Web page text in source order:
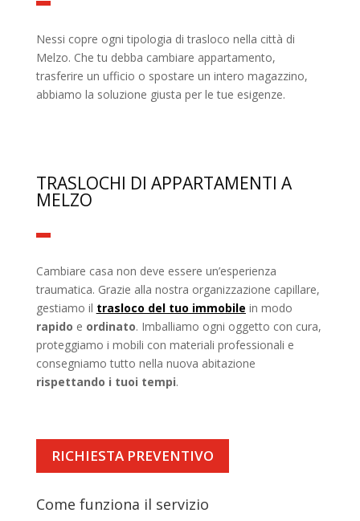
Nessi copre ogni tipologia di trasloco nella città di
Melzo. Che tu debba cambiare appartamento,
trasferire un ufficio o spostare un intero magazzino,
abbiamo la soluzione giusta per le tue esigenze.
TRASLOCHI DI APPARTAMENTI A
MELZO
Cambiare casa non deve essere un’esperienza
traumatica. Grazie alla nostra organizzazione capillare,
gestiamo il trasloco del tuo immobile in modo
rapido e ordinato. Imballiamo ogni oggetto con cura,
proteggiamo i mobili con materiali professionali e
consegniamo tutto nella nuova abitazione
rispettando i tuoi tempi.
RICHIESTA PREVENTIVO
Come funziona il servizio